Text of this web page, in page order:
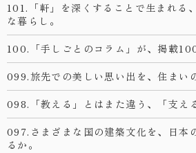
101.「軒」を深くすることで生まれる
な暮らし。
100.「手しごとのコラム」が、掲載
099.旅先での美しい思い出を、住まい
098.「教える」とはまた違う、「支え
097.さまざまな国の建築文化を、日本
るか。